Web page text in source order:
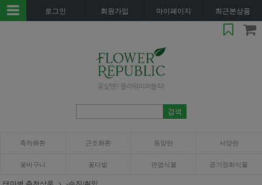
로그인 회원가입 마이페이지 최근본상품
축하화환 근조화환 동양란 서양란
꽃바구니 꽃다발 관엽식물 공기정화식물
테마별 추천상품 -승진/취임